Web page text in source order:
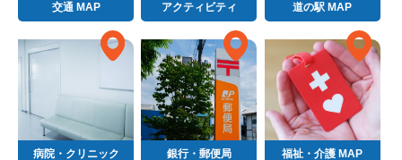
交通 MAP アクティビティ 道の駅 MAP
病院・クリニック 銀行・郵便局 福祉・介護 MAP